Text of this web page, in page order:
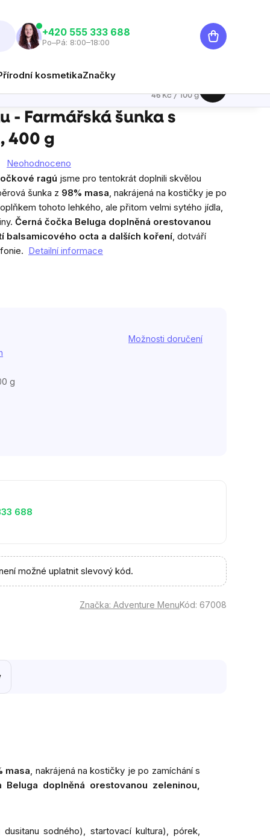
‭+420 555 333 688
Po–Pá: 8:00–18:00
Nákupní
košík
kosmetikaZnačky
- Farmářská šunka s
400 g
Neohodnoceno
ragú jsme pro tentokrát doplnili skvělou
šunka z 98% masa, nakrájená na kostičky je po
tohoto lehkého, ale přitom velmi sytého jídla,
Černá čočka Beluga doplněná orestovanou
balsamicového octa a dalších koření, dotváří
Detailní informace
Možnosti doručení
g
688
možné uplatnit slevový kód.
Značka: Adventure MenuKód: 67008
Měrná cena:
46 Kč / 100 g
masa, nakrájená na kostičky je po zamíchání s
Beluga doplněná orestovanou zeleninou,
sodného), startovací kultura), pórek,